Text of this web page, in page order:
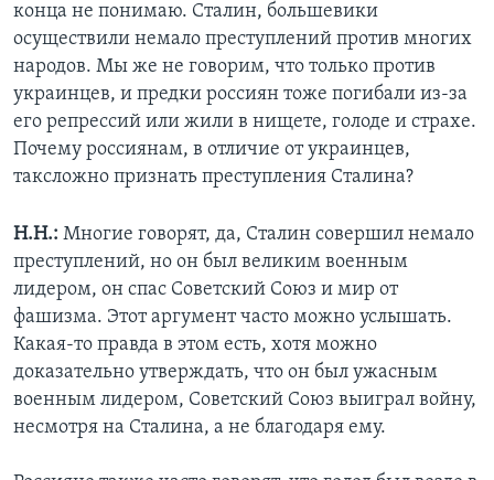
конца не понимаю. Сталин, большевики
осуществили немало преступлений против многих
народов. Мы же не говорим, что только против
украинцев, и предки россиян тоже погибали из-за
его репрессий или жили в нищете, голоде и страхе.
Почему россиянам, в отличие от украинцев,
таксложно признать преступления Сталина?
Н.Н.: Многие говорят, да, Сталин совершил немало
преступлений, но он был великим военным
лидером, он спас Советский Союз и мир от
фашизма. Этот аргумент часто можно услышать.
Какая-то правда в этом есть, хотя можно
доказательно утверждать, что он был ужасным
военным лидером, Советский Союз выиграл войну,
несмотря на Сталина, а не благодаря ему.